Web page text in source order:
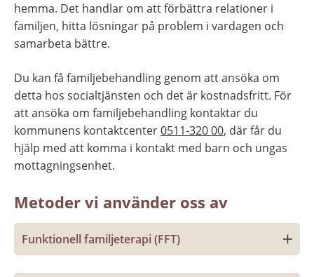
hemma. Det handlar om att förbättra relationer i
familjen, hitta lösningar på problem i vardagen och
samarbeta bättre.
Du kan få familjebehandling genom att ansöka om
detta hos socialtjänsten och det är kostnadsfritt. För
att ansöka om familjebehandling kontaktar du
kommunens kontaktcenter 0511-320 00, där får du
hjälp med att komma i kontakt med barn och ungas
mottagningsenhet.
Metoder vi använder oss av
Funktionell familjeterapi (FFT)